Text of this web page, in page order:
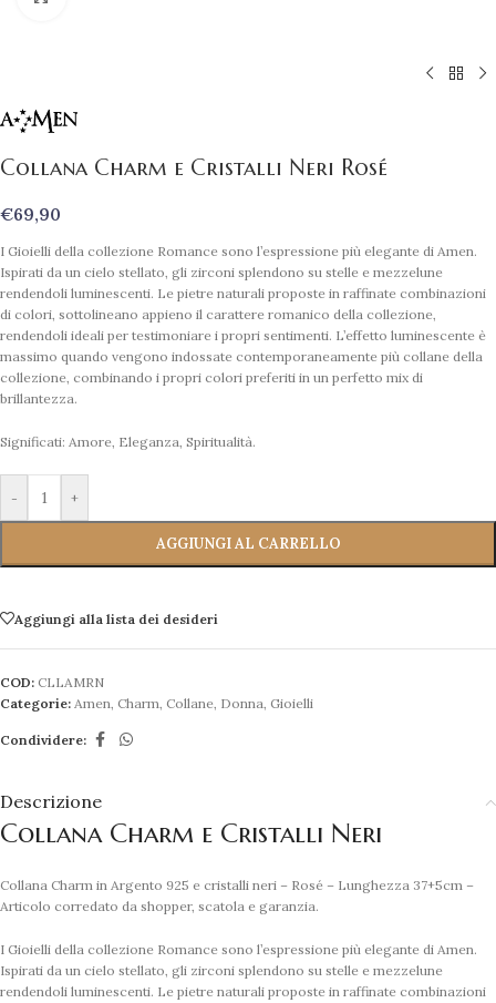
Collana Charm e Cristalli Neri Rosé
€69,90
I Gioielli della collezione Romance sono l’espressione più elegante di Amen.
Ispirati da un cielo stellato, gli zirconi splendono su stelle e mezzelune
rendendoli luminescenti. Le pietre naturali proposte in raffinate combinazioni
di colori, sottolineano appieno il carattere romanico della collezione,
rendendoli ideali per testimoniare i propri sentimenti. L’effetto luminescente è
massimo quando vengono indossate contemporaneamente più collane della
collezione, combinando i propri colori preferiti in un perfetto mix di
brillantezza.
Significati: Amore, Eleganza, Spiritualità.
- +
AGGIUNGI AL CARRELLO
Aggiungi alla lista dei desideri
COD: CLLAMRN
Categorie: Amen, Charm, Collane, Donna, Gioielli
Condividere:
Descrizione
Collana Charm e Cristalli Neri
Collana Charm in Argento 925 e cristalli neri – Rosé – Lunghezza 37+5cm –
Articolo corredato da shopper, scatola e garanzia.
I Gioielli della collezione Romance sono l’espressione più elegante di Amen.
Ispirati da un cielo stellato, gli zirconi splendono su stelle e mezzelune
rendendoli luminescenti. Le pietre naturali proposte in raffinate combinazioni